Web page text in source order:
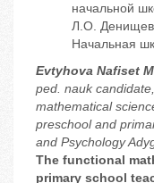
начальной
Л.О.
Начальная
Evtyhova Nafiset
рed. nauk
mathematical
preschool and
and Psychology
The functional
primary school